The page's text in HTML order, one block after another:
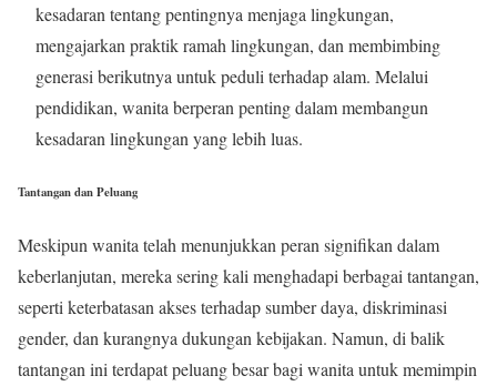
kesadaran tentang pentingnya menjaga lingkungan,
mengajarkan praktik ramah lingkungan, dan membimbing
generasi berikutnya untuk peduli terhadap alam. Melalui
pendidikan, wanita berperan penting dalam membangun
kesadaran lingkungan yang lebih luas.
Tantangan dan Peluang
Meskipun wanita telah menunjukkan peran signifikan dalam
keberlanjutan, mereka sering kali menghadapi berbagai tantangan,
seperti keterbatasan akses terhadap sumber daya, diskriminasi
gender, dan kurangnya dukungan kebijakan. Namun, di balik
tantangan ini terdapat peluang besar bagi wanita untuk memimpin